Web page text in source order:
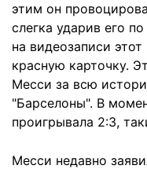
этим он
слегка ударив его
на видеозаписи
красную карточку.
Месси за всю
"Барселоны". В
проигрывала 2:3,
Месси недавно